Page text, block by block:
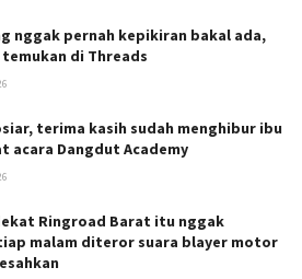
nggak pernah kepikiran bakal ada,
di Threads
terima kasih sudah menghibur ibu
acara Dangdut Academy
Ringroad Barat itu nggak
malam diteror suara blayer motor